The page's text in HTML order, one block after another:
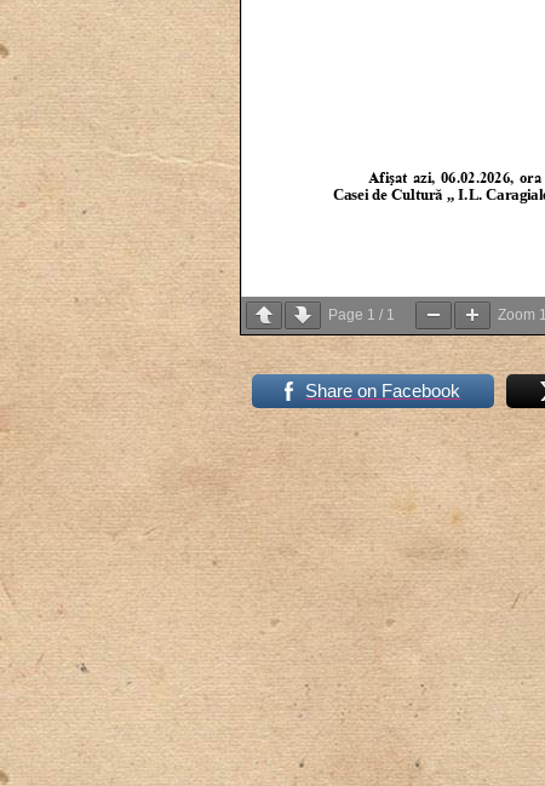
Page 1 / 1 Zoom
Share on Facebook